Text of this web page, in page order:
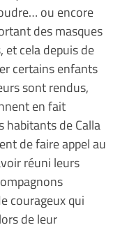
ou encore
des masques
et cela depuis de
certains enfants
sont rendus,
en fait
habitants de Calla
de faire appel au
réuni leurs
courageux qui
de leur